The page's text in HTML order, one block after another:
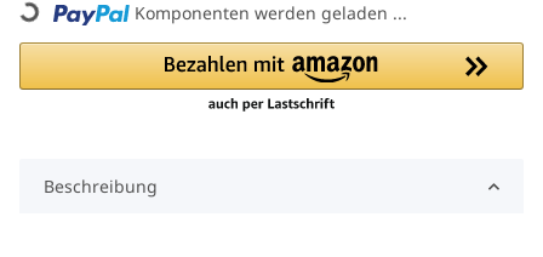
Loading... Komponenten werden geladen ...
Beschreibung